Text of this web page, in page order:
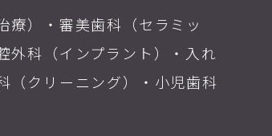
療）・審美歯科（セラミッ
外科（インプラント）・入れ
（クリーニング）・小児歯科